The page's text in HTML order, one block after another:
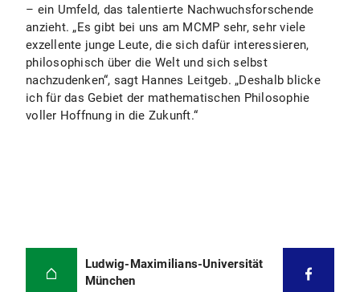
– ein Umfeld, das talentierte Nachwuchsforschende
anzieht. „Es gibt bei uns am MCMP sehr, sehr viele
exzellente junge Leute, die sich dafür interessieren,
philosophisch über die Welt und sich selbst
nachzudenken“, sagt Hannes Leitgeb. „Deshalb blicke
ich für das Gebiet der mathematischen Philosophie
voller Hoffnung in die Zukunft.“
Ludwig-Maximilians-Universität
München